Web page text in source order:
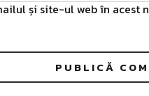
și site-ul web în